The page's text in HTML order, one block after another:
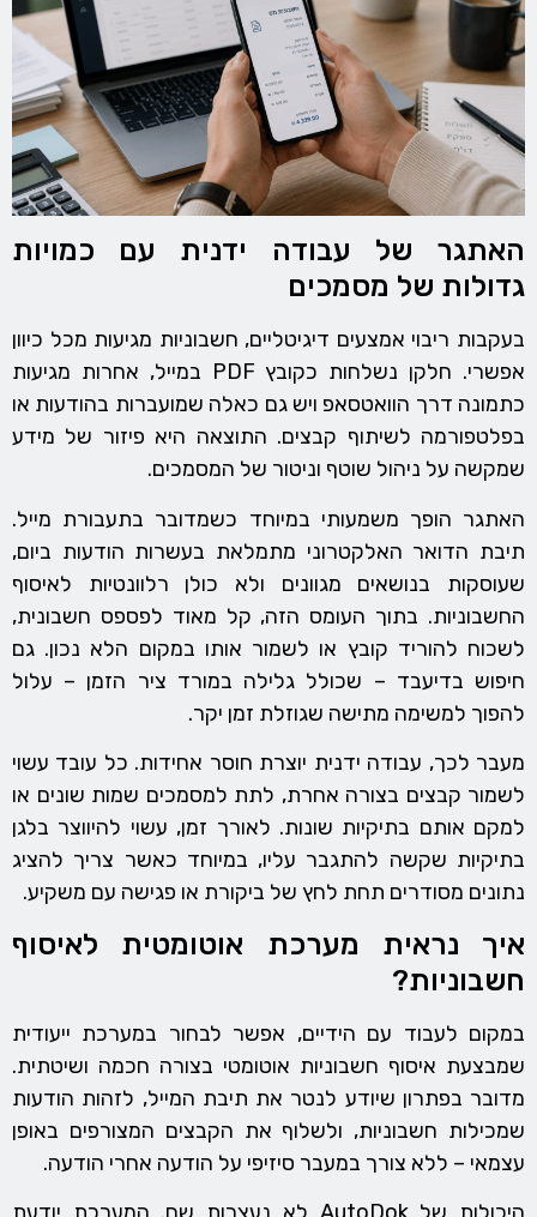
האתגר של עבודה ידנית עם כמויות
גדולות של מסמכים
בעקבות ריבוי אמצעים דיגיטליים, חשבוניות מגיעות מכל כיוון
אפשרי. חלקן נשלחות כקובץ PDF במייל, אחרות מגיעות
כתמונה דרך הוואטסאפ ויש גם כאלה שמועברות בהודעות או
בפלטפורמה לשיתוף קבצים. התוצאה היא פיזור של מידע
שמקשה על ניהול שוטף וניטור של המסמכים.
האתגר הופך משמעותי במיוחד כשמדובר בתעבורת מייל.
תיבת הדואר האלקטרוני מתמלאת בעשרות הודעות ביום,
שעוסקות בנושאים מגוונים ולא כולן רלוונטיות לאיסוף
החשבוניות. בתוך העומס הזה, קל מאוד לפספס חשבונית,
לשכוח להוריד קובץ או לשמור אותו במקום הלא נכון. גם
חיפוש בדיעבד – שכולל גלילה במורד ציר הזמן – עלול
להפוך למשימה מתישה שגוזלת זמן יקר.
מעבר לכך, עבודה ידנית יוצרת חוסר אחידות. כל עובד עשוי
לשמור קבצים בצורה אחרת, לתת למסמכים שמות שונים או
למקם אותם בתיקיות שונות. לאורך זמן, עשוי להיווצר בלגן
בתיקיות שקשה להתגבר עליו, במיוחד כאשר צריך להציג
נתונים מסודרים תחת לחץ של ביקורת או פגישה עם משקיע.
איך נראית מערכת אוטומטית לאיסוף
חשבוניות?
במקום לעבוד עם הידיים, אפשר לבחור במערכת ייעודית
שמבצעת איסוף חשבוניות אוטומטי בצורה חכמה ושיטתית.
מדובר בפתרון שיודע לנטר את תיבת המייל, לזהות הודעות
שמכילות חשבוניות, ולשלוף את הקבצים המצורפים באופן
עצמאי – ללא צורך במעבר סיזיפי על הודעה אחרי הודעה.